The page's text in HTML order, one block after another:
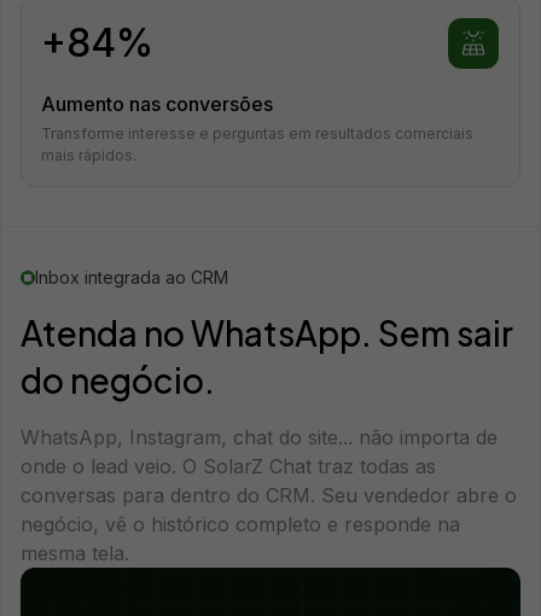
+84%
Aumento nas conversões
Transforme interesse e perguntas em resultados comerciais
mais rápidos.
Inbox integrada ao CRM
Atenda no WhatsApp. Sem sair
do negócio.
WhatsApp, Instagram, chat do site... não importa de
onde o lead veio. O SolarZ Chat traz todas as
conversas para dentro do CRM. Seu vendedor abre o
negócio, vê o histórico completo e responde na
mesma tela.